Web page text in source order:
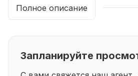
Внутри: натяжные
линолеумом — готовность
раковина с тумбой.
Для комфортной
Полное описание
Запланируйте